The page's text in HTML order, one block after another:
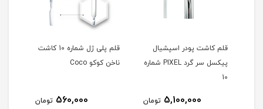
قلم کاشت پودر اسپشيال
پیکسل سر گرد PIXEL شماره
10
5,100,000 تومان
قلم پلی ژل شماره 10 کاشت
ناخن کوکو Coco
560,000 تومان